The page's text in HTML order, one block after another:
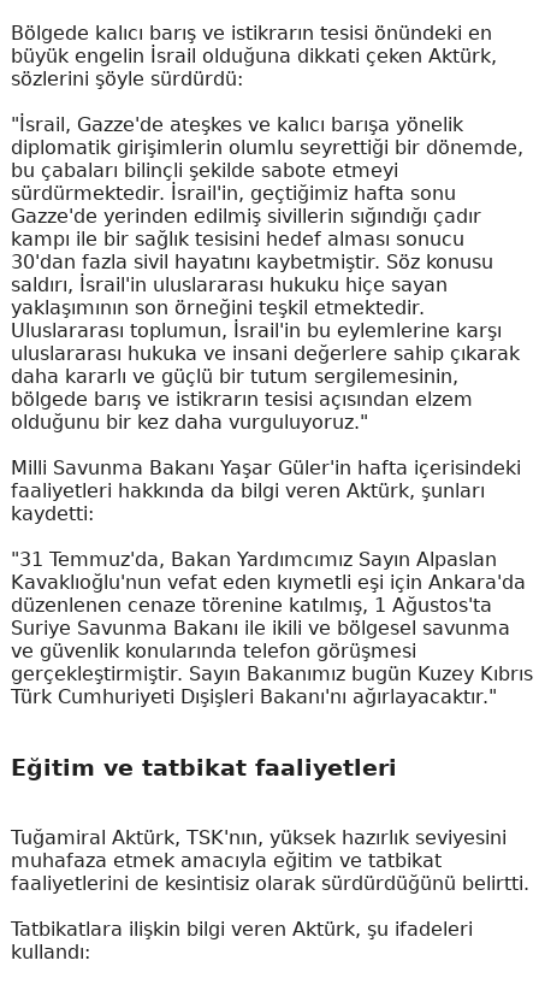
Bölgede kalıcı barış ve istikrarın tesisi önündeki en
büyük engelin İsrail olduğuna dikkati çeken Aktürk,
sözlerini şöyle sürdürdü:
"İsrail, Gazze'de ateşkes ve kalıcı barışa yönelik
diplomatik girişimlerin olumlu seyrettiği bir dönemde,
bu çabaları bilinçli şekilde sabote etmeyi
sürdürmektedir. İsrail'in, geçtiğimiz hafta sonu
Gazze'de yerinden edilmiş sivillerin sığındığı çadır
kampı ile bir sağlık tesisini hedef alması sonucu
30'dan fazla sivil hayatını kaybetmiştir. Söz konusu
saldırı, İsrail'in uluslararası hukuku hiçe sayan
yaklaşımının son örneğini teşkil etmektedir.
Uluslararası toplumun, İsrail'in bu eylemlerine karşı
uluslararası hukuka ve insani değerlere sahip çıkarak
daha kararlı ve güçlü bir tutum sergilemesinin,
bölgede barış ve istikrarın tesisi açısından elzem
olduğunu bir kez daha vurguluyoruz."
Milli Savunma Bakanı Yaşar Güler'in hafta içerisindeki
faaliyetleri hakkında da bilgi veren Aktürk, şunları
kaydetti:
"31 Temmuz'da, Bakan Yardımcımız Sayın Alpaslan
Kavaklıoğlu'nun vefat eden kıymetli eşi için Ankara'da
düzenlenen cenaze törenine katılmış, 1 Ağustos'ta
Suriye Savunma Bakanı ile ikili ve bölgesel savunma
ve güvenlik konularında telefon görüşmesi
gerçekleştirmiştir. Sayın Bakanımız bugün Kuzey Kıbrıs
Türk Cumhuriyeti Dışişleri Bakanı'nı ağırlayacaktır."
Eğitim ve tatbikat faaliyetleri
Tuğamiral Aktürk, TSK'nın, yüksek hazırlık seviyesini
muhafaza etmek amacıyla eğitim ve tatbikat
faaliyetlerini de kesintisiz olarak sürdürdüğünü belirtti.
Tatbikatlara ilişkin bilgi veren Aktürk, şu ifadeleri
kullandı: